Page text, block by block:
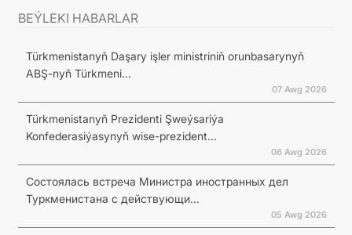
BEÝLEKI HABARLAR
Türkmenistanyň Daşary işler ministriniň orunbasarynyň
ABŞ-nyň Türkmeni...
07 Awg 2026
Türkmenistanyň Prezidenti Şweýsariýa
Konfederasiýasynyň wise-prezident...
06 Awg 2026
Состоялась встреча Министра иностранных дел
Туркменистана с действующи...
05 Awg 2026